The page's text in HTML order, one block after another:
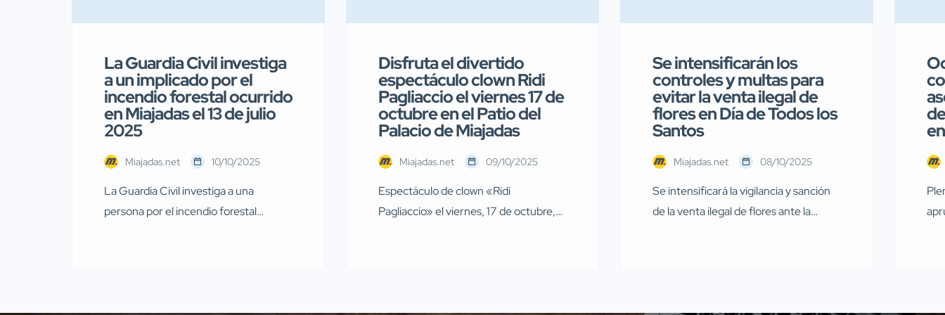
La Guardia Civil investiga
a un implicado por el
incendio forestal ocurrido
en Miajadas el 13 de julio
2025
Miajadas.net 10/10/2025
La Guardia Civil investiga a una
persona por el incendio forestal
Disfruta el divertido
espectáculo clown Ridi
Pagliaccio el viernes 17 de
octubre en el Patio del
Palacio de Miajadas
Miajadas.net 09/10/2025
Espectáculo de clown «Ridi
Pagliaccio» el viernes, 17 de octubre,
Se intensificarán los
controles y multas para
evitar la venta ilegal de
flores en Día de Todos los
Santos
Miajadas.net 08/10/2025
Se intensificará la vigilancia y sanción
de la venta ilegal de flores ante la